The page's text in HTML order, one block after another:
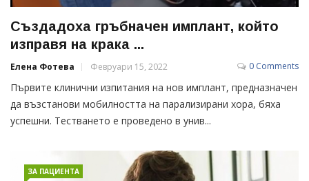
Създадоха гръбначен имплант, който
изправя на крака ...
Елена Фотева Февруари 15, 2022 0 Comments
Първите клинични изпитания на нов имплант, предназначен
да възстанови мобилността на парализирани хора, бяха
успешни. Тестването е проведено в унив...
ЗА ПАЦИЕНТА